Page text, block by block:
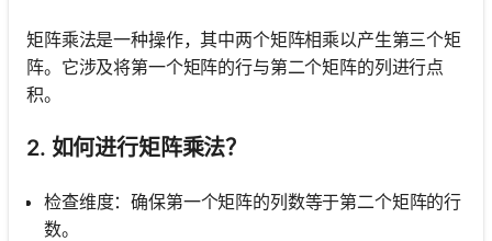
矩阵乘法是一种操作，其中两个矩阵相乘以产生第三个矩
阵。它涉及将第一个矩阵的行与第二个矩阵的列进行点
积。
2. 如何进行矩阵乘法？
检查维度：确保第一个矩阵的列数等于第二个矩阵的行
数。